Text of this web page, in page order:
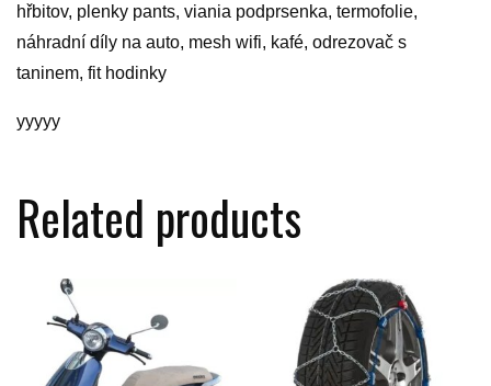
hřbitov, plenky pants, viania podprsenka, termofolie,
náhradní díly na auto, mesh wifi, kafé, odrezovač s
taninem, fit hodinky
yyyyy
Related products